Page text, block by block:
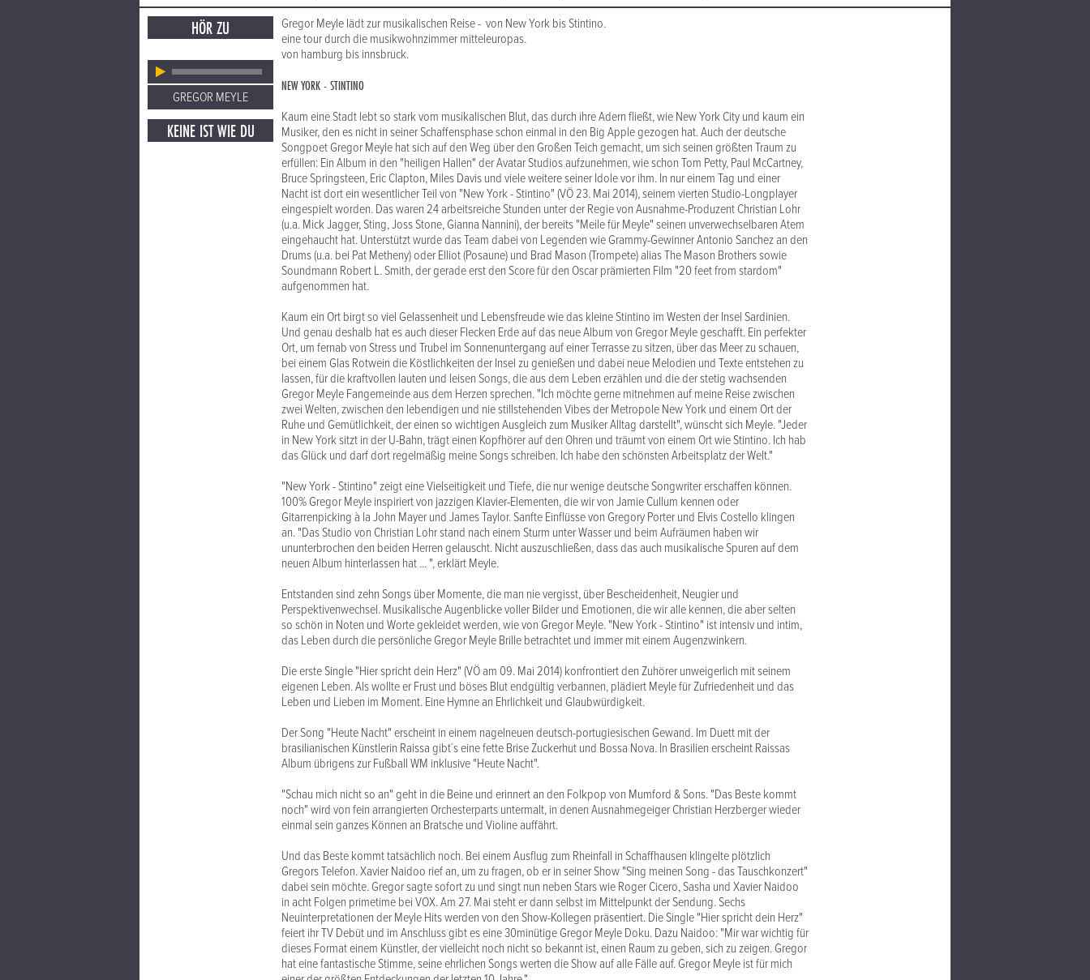
HÖR ZU
GREGOR MEYLE
KEINE IST WIE DU
Gregor Meyle lädt zur musikalischen Reise - von New York bis Stintino.
eine tour durch die musikwohnzimmer mitteleuropas.
von hamburg bis innsbruck.
NEW YORK - STINTINO
Kaum eine Stadt lebt so stark vom musikalischen Blut, das durch ihre Adern fließt, wie New York City und kaum ein
Musiker, den es nicht in seiner Schaffensphase schon einmal in den Big Apple gezogen hat. Auch der deutsche
Songpoet Gregor Meyle hat sich auf den Weg über den Großen Teich gemacht, um sich seinen größten Traum zu
erfüllen: Ein Album in den "heiligen Hallen" der Avatar Studios aufzunehmen, wie schon Tom Petty, Paul McCartney,
Bruce Springsteen, Eric Clapton, Miles Davis und viele weitere seiner Idole vor ihm. In nur einem Tag und einer
Nacht ist dort ein wesentlicher Teil von "New York - Stintino" (VÖ 23. Mai 2014), seinem vierten Studio-Longplayer
eingespielt worden. Das waren 24 arbeitsreiche Stunden unter der Regie von Ausnahme-Produzent Christian Lohr
(u.a. Mick Jagger, Sting, Joss Stone, Gianna Nannini), der bereits "Meile für Meyle" seinen unverwechselbaren Atem
eingehaucht hat. Unterstützt wurde das Team dabei von Legenden wie Grammy-Gewinner Antonio Sanchez an den
Drums (u.a. bei Pat Metheny) oder Elliot (Posaune) und Brad Mason (Trompete) alias The Mason Brothers sowie
Soundmann Robert L. Smith, der gerade erst den Score für den Oscar prämierten Film "20 feet from stardom"
aufgenommen hat.
Kaum ein Ort birgt so viel Gelassenheit und Lebensfreude wie das kleine Stintino im Westen der Insel Sardinien.
Und genau deshalb hat es auch dieser Flecken Erde auf das neue Album von Gregor Meyle geschafft. Ein perfekter
Ort, um fernab von Stress und Trubel im Sonnenuntergang auf einer Terrasse zu sitzen, über das Meer zu schauen,
bei einem Glas Rotwein die Köstlichkeiten der Insel zu genießen und dabei neue Melodien und Texte entstehen zu
lassen, für die kraftvollen lauten und leisen Songs, die aus dem Leben erzählen und die der stetig wachsenden
Gregor Meyle Fangemeinde aus dem Herzen sprechen. "Ich möchte gerne mitnehmen auf meine Reise zwischen
zwei Welten, zwischen den lebendigen und nie stillstehenden Vibes der Metropole New York und einem Ort der
Ruhe und Gemütlichkeit, der einen so wichtigen Ausgleich zum Musiker Alltag darstellt", wünscht sich Meyle. "Jeder
in New York sitzt in der U-Bahn, trägt einen Kopfhörer auf den Ohren und träumt von einem Ort wie Stintino. Ich hab
das Glück und darf dort regelmäßig meine Songs schreiben. Ich habe den schönsten Arbeitsplatz der Welt."
"New York - Stintino" zeigt eine Vielseitigkeit und Tiefe, die nur wenige deutsche Songwriter erschaffen können.
100% Gregor Meyle inspiriert von jazzigen Klavier-Elementen, die wir von Jamie Cullum kennen oder
Gitarrenpicking à la John Mayer und James Taylor. Sanfte Einflüsse von Gregory Porter und Elvis Costello klingen
an. "Das Studio von Christian Lohr stand nach einem Sturm unter Wasser und beim Aufräumen haben wir
ununterbrochen den beiden Herren gelauscht. Nicht auszuschließen, dass das auch musikalische Spuren auf dem
neuen Album hinterlassen hat ... ", erklärt Meyle.
Entstanden sind zehn Songs über Momente, die man nie vergisst, über Bescheidenheit, Neugier und
Perspektivenwechsel. Musikalische Augenblicke voller Bilder und Emotionen, die wir alle kennen, die aber selten
so schön in Noten und Worte gekleidet werden, wie von Gregor Meyle. "New York - Stintino" ist intensiv und intim,
das Leben durch die persönliche Gregor Meyle Brille betrachtet und immer mit einem Augenzwinkern.
Die erste Single "Hier spricht dein Herz" (VÖ am 09. Mai 2014) konfrontiert den Zuhörer unweigerlich mit seinem
eigenen Leben. Als wollte er Frust und böses Blut endgültig verbannen, plädiert Meyle für Zufriedenheit und das
Leben und Lieben im Moment. Eine Hymne an Ehrlichkeit und Glaubwürdigkeit.
Der Song "Heute Nacht" erscheint in einem nagelneuen deutsch-portugiesischen Gewand. Im Duett mit der
brasilianischen Künstlerin Raissa gibt´s eine fette Brise Zuckerhut und Bossa Nova. In Brasilien erscheint Raissas
Album übrigens zur Fußball WM inklusive "Heute Nacht".
"Schau mich nicht so an" geht in die Beine und erinnert an den Folkpop von Mumford & Sons. "Das Beste kommt
noch" wird von fein arrangierten Orchesterparts untermalt, in denen Ausnahmegeiger Christian Herzberger wieder
einmal sein ganzes Können an Bratsche und Violine auffährt.
Und das Beste kommt tatsächlich noch. Bei einem Ausflug zum Rheinfall in Schaffhausen klingelte plötzlich
Gregors Telefon. Xavier Naidoo rief an, um zu fragen, ob er in seiner Show "Sing meinen Song - das Tauschkonzert"
dabei sein möchte. Gregor sagte sofort zu und singt nun neben Stars wie Roger Cicero, Sasha und Xavier Naidoo
in acht Folgen primetime bei VOX. Am 27. Mai steht er dann selbst im Mittelpunkt der Sendung. Sechs
Neuinterpretationen der Meyle Hits werden von den Show-Kollegen präsentiert. Die Single "Hier spricht dein Herz"
feiert ihr TV Debüt und im Anschluss gibt es eine 30minütige Gregor Meyle Doku. Dazu Naidoo: "Mir war wichtig für
dieses Format einem Künstler, der vielleicht noch nicht so bekannt ist, einen Raum zu geben, sich zu zeigen. Gregor
hat eine fantastische Stimme, seine ehrlichen Songs werten die Show auf alle Fälle auf. Gregor Meyle ist für mich